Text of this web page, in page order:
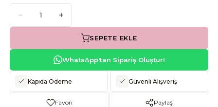
SEPETE EKLE
WhatsApp'tan Sipariş Oluştur!
Kapıda Ödeme Güvenli Alışveriş
Favori Paylaş